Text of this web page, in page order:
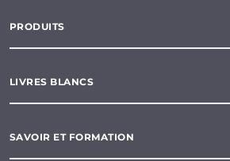
PRODUITS
LIVRES BLANCS
SAVOIR ET FORMATION